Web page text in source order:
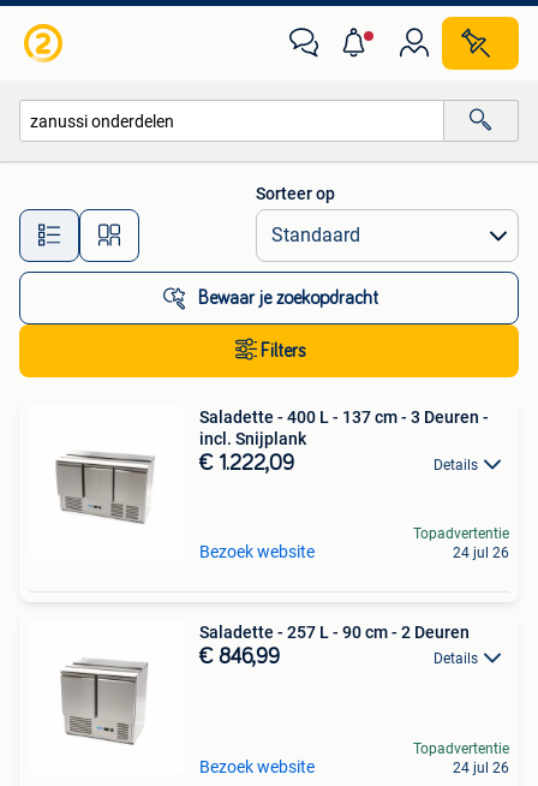
Alle afstanden…
Sorteer op
Bewaar je zoekopdracht
Filters
Saladette - 400 L - 137 cm - 3 Deuren -
incl. Snijplank
€ 1.222,09 Details
Bezoek website
Topadvertentie
24 jul 26
Saladette - 257 L - 90 cm - 2 Deuren
€ 846,99 Details
Bezoek website
Topadvertentie
24 jul 26